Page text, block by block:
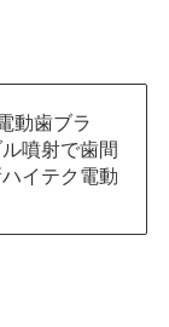
動歯ブラ
噴射で歯間
イテク電動